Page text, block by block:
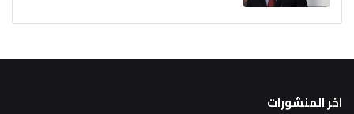
اخر المنشورات